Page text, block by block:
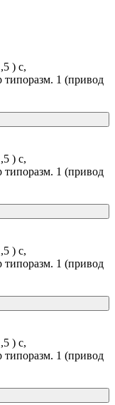
) c,
типоразм. 1 (привод
) c,
типоразм. 1 (привод
) c,
типоразм. 1 (привод
) c,
типоразм. 1 (привод